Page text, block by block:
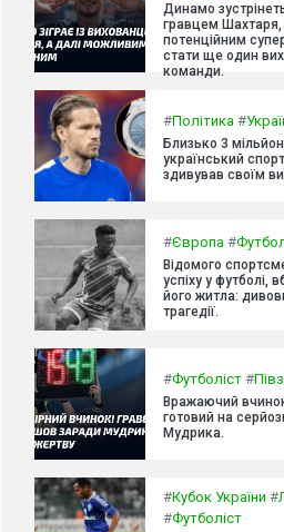
Динамо
гравцем Шахтаря,
потенційним
стати ще один
команди.
#Політика #
Близько 3
український
здивував своїм
#Європа #
Відомого
успіху у футболі,
його житла:
трагедії.
#Футболіст #
Вражаючий
готовий на
Мудрика.
#Кубок України #
#Футболіст